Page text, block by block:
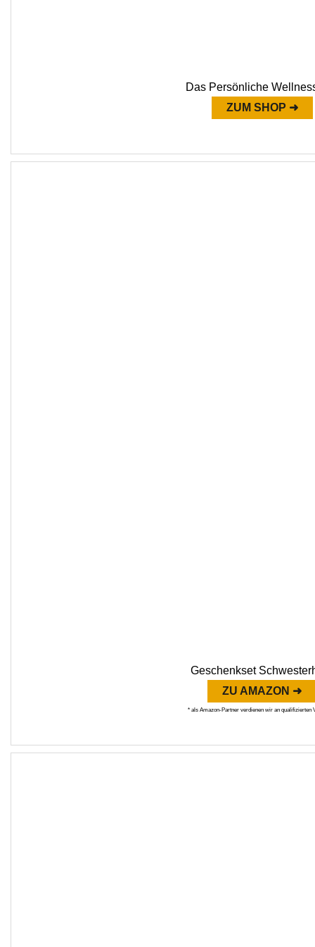
Das Persönliche
ZUM SHOP ➜
Geschenkset
ZU AMAZON ➜
* als Amazon-Partner verdienen wir an qualifizierten